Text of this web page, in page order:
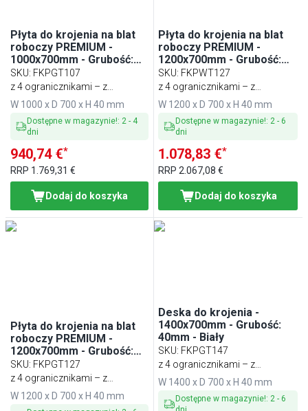
Płyta do krojenia na blat
roboczy PREMIUM -
1000x700mm - Grubość:
40mm - Biały
SKU: FKPGT107
z 4 ogranicznikami – z
tworzywa sztucznego
W 1000 x D 700 x H 40 mm
Dostępne w magazynie!: 2 - 4
dni
940,74 €*
RRP 1.769,31 €
Dodaj do koszyka
Płyta do krojenia na blat
roboczy PREMIUM -
1200x700mm - Grubość:
40mm - zgodna z HACCP -
Zielony
SKU: FKPWT127
z 4 ogranicznikami – z
tworzywa sztucznego
W 1200 x D 700 x H 40 mm
Dostępne w magazynie!: 2 - 6
dni
1.078,83 €*
RRP2.067,08 €
Dodaj do koszyka
Płyta do krojenia na blat
roboczy PREMIUM -
1200x700mm - Grubość:
40mm - zgodna z HACCP -
Biały
SKU: FKPGT127
z 4 ogranicznikami – z
tworzywa sztucznego
W 1200 x D 700 x H 40 mm
Deska do krojenia -
1400x700mm - Grubość:
40mm - Biały
SKU: FKPGT147
z 4 ogranicznikami – z
tworzywa sztucznego
W 1400 x D 700 x H 40 mm
Dostępne w magazynie!: 2 - 6